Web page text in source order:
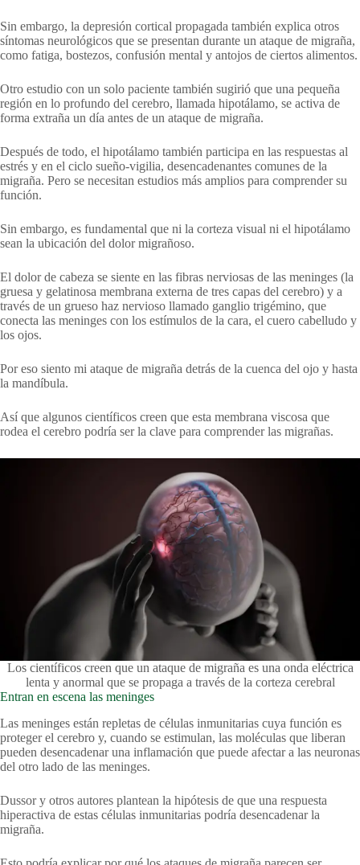
Sin embargo, la depresión cortical propagada también explica otros
síntomas neurológicos que se presentan durante un ataque de migraña,
como fatiga, bostezos, confusión mental y antojos de ciertos alimentos.
Otro estudio con un solo paciente también sugirió que una pequeña
región en lo profundo del cerebro, llamada hipotálamo, se activa de
forma extraña un día antes de un ataque de migraña.
Después de todo, el hipotálamo también participa en las respuestas al
estrés y en el ciclo sueño-vigilia, desencadenantes comunes de la
migraña. Pero se necesitan estudios más amplios para comprender su
función.
Sin embargo, es fundamental que ni la corteza visual ni el hipotálamo
sean la ubicación del dolor migrañoso.
El dolor de cabeza se siente en las fibras nerviosas de las meninges (la
gruesa y gelatinosa membrana externa de tres capas del cerebro) y a
través de un grueso haz nervioso llamado ganglio trigémino, que
conecta las meninges con los estímulos de la cara, el cuero cabelludo y
los ojos.
Por eso siento mi ataque de migraña detrás de la cuenca del ojo y hasta
la mandíbula.
Así que algunos científicos creen que esta membrana viscosa que
rodea el cerebro podría ser la clave para comprender las migrañas.
Los científicos creen que un ataque de migraña es una onda eléctrica
lenta y anormal que se propaga a través de la corteza cerebral
Entran en escena las meninges
Las meninges están repletas de células inmunitarias cuya función es
proteger el cerebro y, cuando se estimulan, las moléculas que liberan
pueden desencadenar una inflamación que puede afectar a las neuronas
del otro lado de las meninges.
Dussor y otros autores plantean la hipótesis de que una respuesta
hiperactiva de estas células inmunitarias podría desencadenar la
migraña.